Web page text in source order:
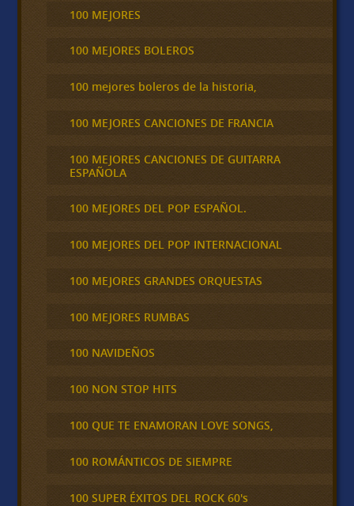
100 MEJORES
100 MEJORES BOLEROS
100 mejores boleros de la historia,
100 MEJORES CANCIONES DE FRANCIA
100 MEJORES CANCIONES DE GUITARRA
ESPAÑOLA
100 MEJORES DEL POP ESPAÑOL.
100 MEJORES DEL POP INTERNACIONAL
100 MEJORES GRANDES ORQUESTAS
100 MEJORES RUMBAS
100 NAVIDEÑOS
100 NON STOP HITS
100 QUE TE ENAMORAN LOVE SONGS,
100 ROMÁNTICOS DE SIEMPRE
100 SUPER ÉXITOS DEL ROCK 60's